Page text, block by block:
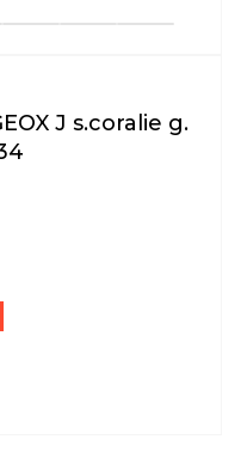
J s.coralie g.